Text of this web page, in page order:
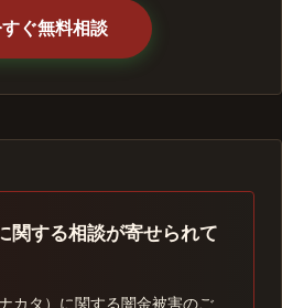
ぐ無料相談
関する相談が寄せられて
カタ）に関する闇金被害のご